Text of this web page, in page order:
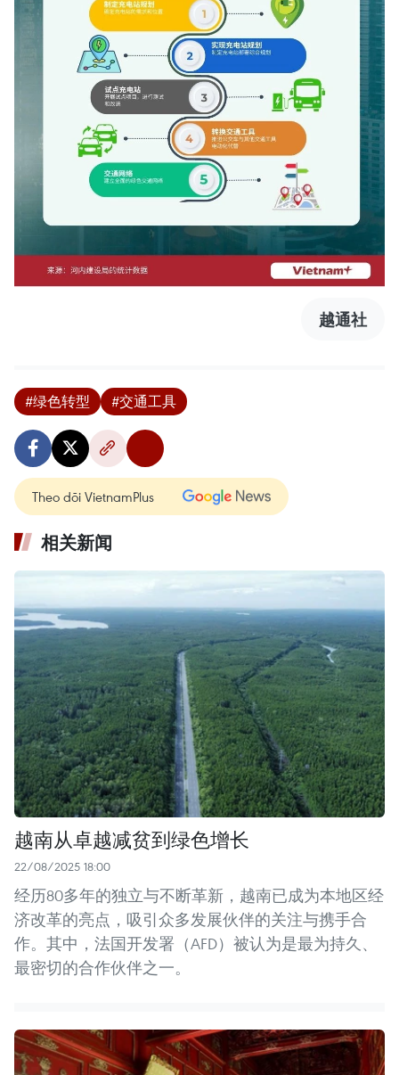
越通社
#绿色转型 #交通工具
Theo dõi VietnamPlus
相关新闻
越南从卓越减贫到绿色增长
22/08/2025 18:00
经历80多年的独立与不断革新，越南已成为本地区经
济改革的亮点，吸引众多发展伙伴的关注与携手合
作。其中，法国开发署（AFD）被认为是最为持久、
最密切的合作伙伴之一。